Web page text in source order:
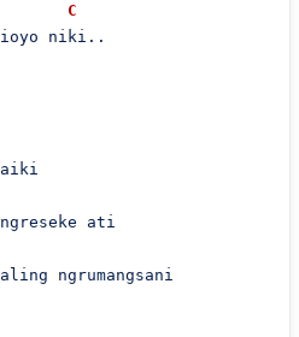
C
niki..
ati
ngrumangsani